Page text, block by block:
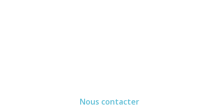
Nous contacter